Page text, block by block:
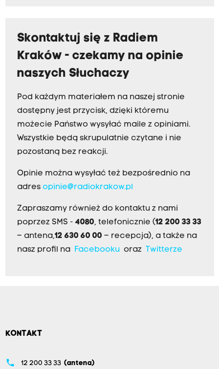
Skontaktuj się z Radiem
Kraków - czekamy na opinie
naszych Słuchaczy
Pod każdym materiałem na naszej stronie
dostępny jest przycisk, dzięki któremu
możecie Państwo wysyłać maile z opiniami.
Wszystkie będą skrupulatnie czytane i nie
pozostaną bez reakcji.
Opinie można wysyłać też bezpośrednio na
adres opinie@radiokrakow.pl
Zapraszamy również do kontaktu z nami
poprzez SMS - 4080, telefonicznie (12 200 33 33
– antena,12 630 60 00 – recepcja), a także na
nasz profil na Facebookuoraz Twitterze
KONTAKT
phone 12 200 33 33 (antena)